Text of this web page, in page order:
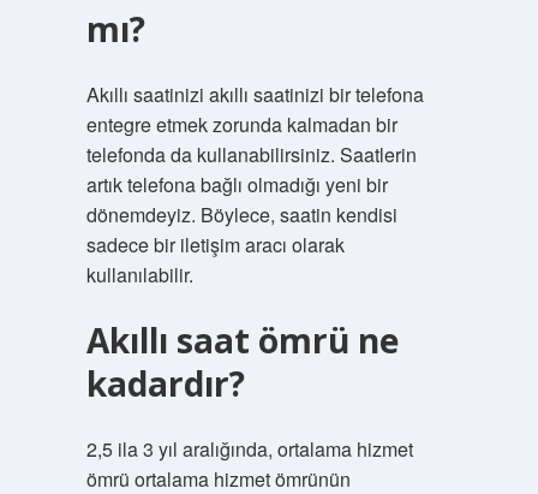
mı?
Akıllı saatinizi akıllı saatinizi bir telefona
entegre etmek zorunda kalmadan bir
telefonda da kullanabilirsiniz. Saatlerin
artık telefona bağlı olmadığı yeni bir
dönemdeyiz. Böylece, saatin kendisi
sadece bir iletişim aracı olarak
kullanılabilir.
Akıllı saat ömrü ne
kadardır?
2,5 ila 3 yıl aralığında, ortalama hizmet
ömrü ortalama hizmet ömrünün